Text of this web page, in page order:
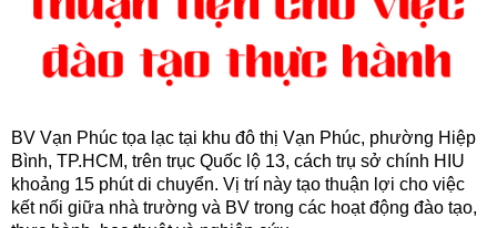
BV Vạn Phúc tọa lạc tại khu đô thị Vạn Phúc, phường Hiệp
Bình, TP.HCM, trên trục Quốc lộ 13, cách trụ sở chính HIU
khoảng 15 phút di chuyển. Vị trí này tạo thuận lợi cho việc
kết nối giữa nhà trường và BV trong các hoạt động đào tạo,